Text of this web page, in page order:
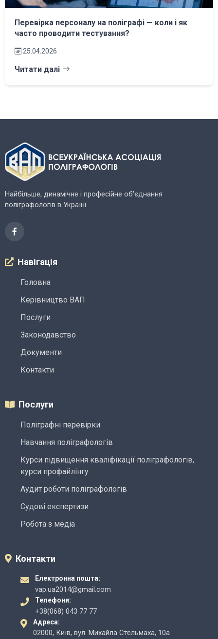
Перевірка персоналу на поліграфі — коли і як
часто проводити тестування?
25.04.2026
Читати далі
Найбільше, динамічне і професійне об'єднання
поліграфологів в Україні
Навігація
Головна
Керівництво ВАП
Послуги
Законодавство
Документи
Контакти
Послуги
Поліграфні перевірки
Навчання поліграфологів
Курси підвищення кваліфікації поліграфологів,
курси профайлінгу
Аудит роботи поліграфологів
Судові експертизи
Робота з медіа
Контакти
Електронна пошта:
vap.ua2014@gmail.com
Телефони:
+38(068) 043 77 77
Адреса:
02000, Київ, вул. Михайла Стельмаха, 10а